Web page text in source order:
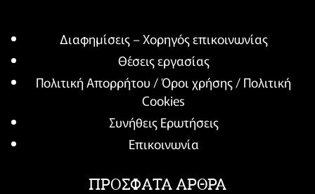
Διαφημίσεις – Χορηγός επικοινωνίας
Θέσεις εργασίας
Πολιτική Απορρήτου / Όροι χρήσης / Πολιτική
Cookies
Συνήθεις Ερωτήσεις
Επικοινωνία
ΠΡΟΣΦΑΤΑ ΑΡΘΡΑ